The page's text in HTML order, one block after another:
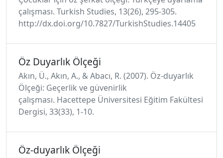
çalışması. Turkish Studies, 13(26), 295-305.
http://dx.doi.org/10.7827/TurkishStudies.14405
Öz Duyarlık Ölçeği
Akın, Ü., Akın, A., & Abacı, R. (2007). Öz-duyarlık
Ölçeği: Geçerlik ve güvenirlik
çalışması. Hacettepe Üniversitesi Eğitim Fakültesi
Dergisi, 33(33), 1-10.
Öz-duyarlık Ölçeği